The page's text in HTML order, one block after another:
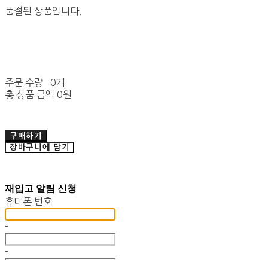
품절된 상품입니다.
주문 수량
0개
총 상품 금액 0원
구매하기
장바구니에 담기
재입고 알림 신청
휴대폰 번호
-
-